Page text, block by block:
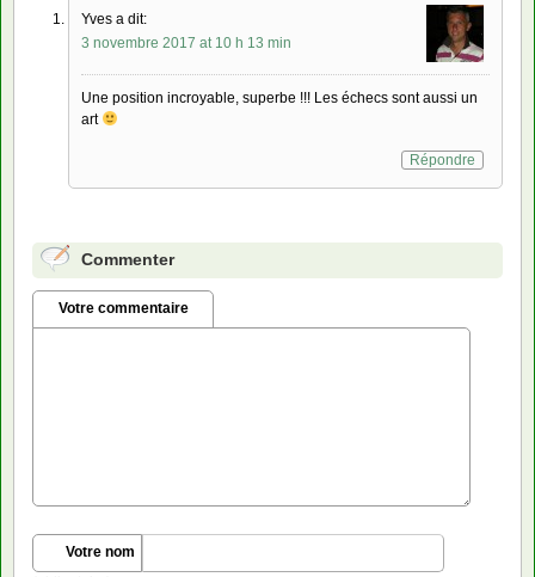
Yves a dit:
3 novembre 2017 at 10 h 13 min
Une position incroyable, superbe !!! Les échecs sont aussi un
art
Répondre
Commenter
Votre commentaire
Votre nom